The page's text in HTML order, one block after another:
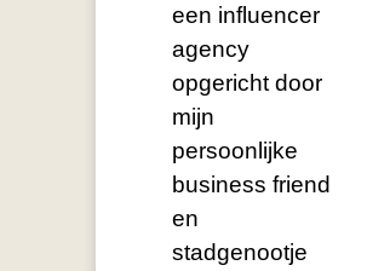
een influencer
agency
opgericht door
mijn
persoonlijke
business friend
en
stadgenootje